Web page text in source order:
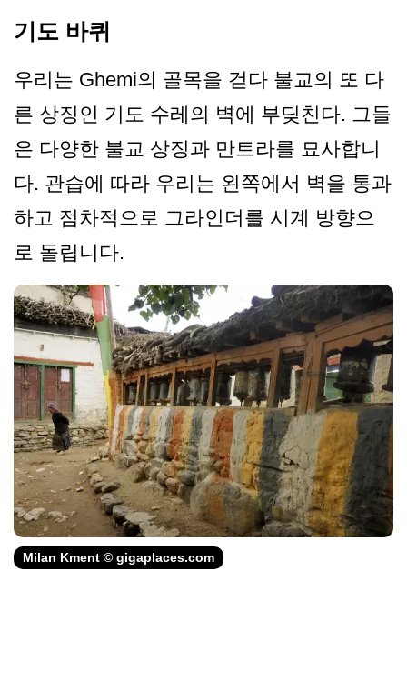
기도 바퀴
우리는 Ghemi의 골목을 걷다 불교의 또 다
른 상징인 기도 수레의 벽에 부딪친다. 그들
은 다양한 불교 상징과 만트라를 묘사합니
다. 관습에 따라 우리는 왼쪽에서 벽을 통과
하고 점차적으로 그라인더를 시계 방향으
로 돌립니다.
Milan Kment © gigaplaces.com